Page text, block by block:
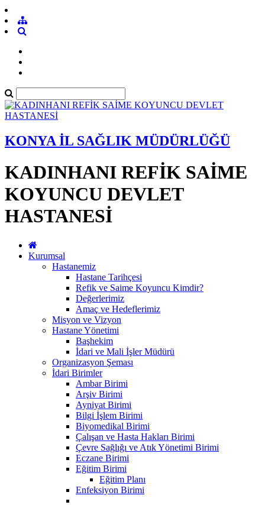
KONYA İL SAĞLIK MÜDÜRLÜĞÜ
KADINHANI REFİK SAİME
KOYUNCU DEVLET
HASTANESİ
Kurumsal
Hastanemiz
Hastane Tarihçesi
Refik ve Saime Koyuncu Kimdir?
Değerlerimiz
Amaç ve Hedeflerimiz
Misyon ve Vizyon
Hastane Yönetimi
Başhekim
İdari ve Mali İşler Müdürü
Organizasyon Şeması
İdari Birimler
Ambar Birimi
Arşiv Birimi
Ayniyat Birimi
Bilgi İşlem Birimi
Biyomedikal Birimi
Çalışan ve Hasta Hakları Birimi
Çevre Sağlığı ve Atık Yönetimi Birimi
Eczane Birimi
Eğitim Birimi
Eğitim Planı
Enfeksiyon Birimi